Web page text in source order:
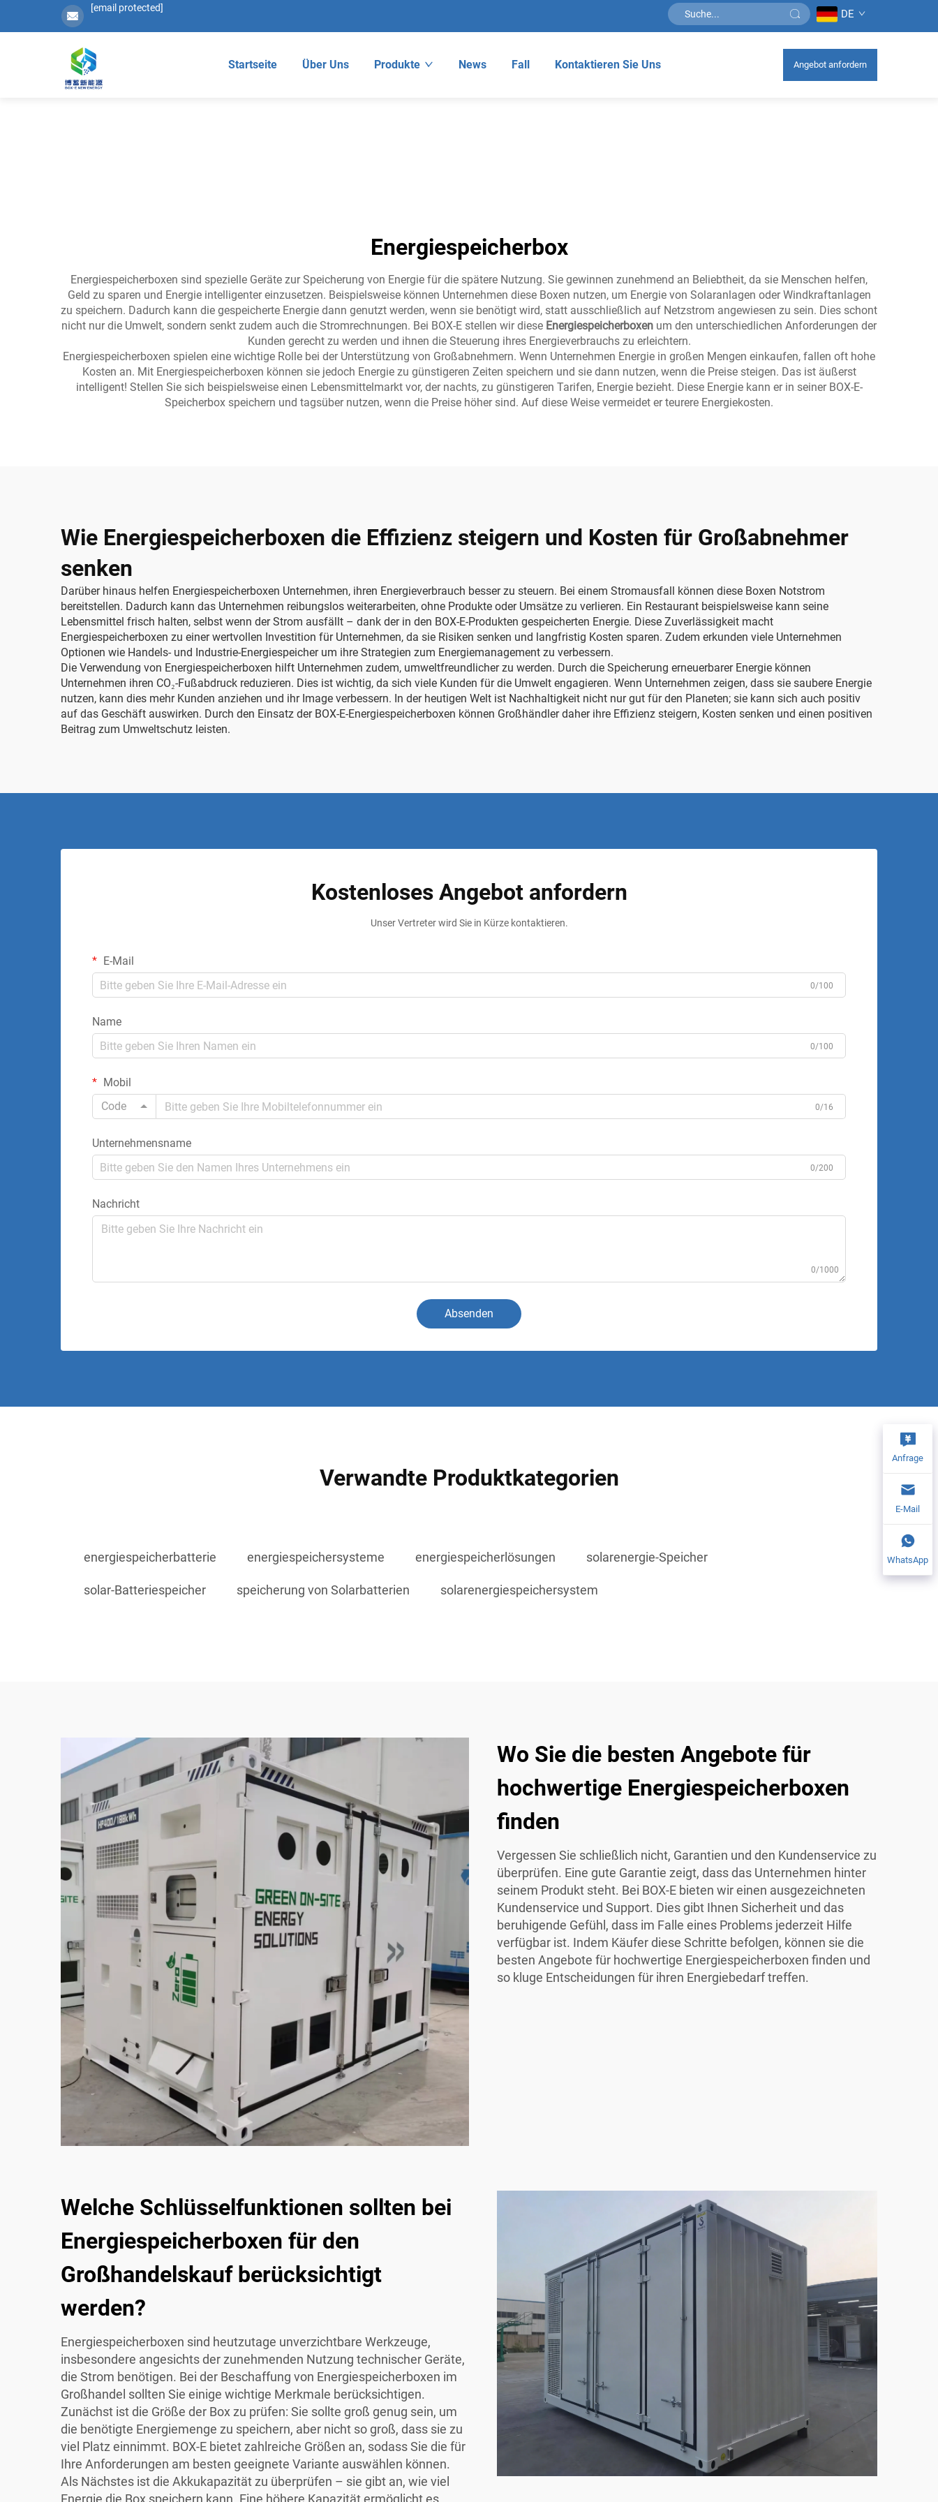
[email protected] DE
Startseite Über Uns Produkte News Fall Kontaktieren Sie Uns Angebot anfordern
Energiespeicherbox
Energiespeicherboxen sind spezielle Geräte zur Speicherung von Energie für die spätere Nutzung. Sie gewinnen zunehmend an Beliebtheit, da sie Menschen helfen,
Geld zu sparen und Energie intelligenter einzusetzen. Beispielsweise können Unternehmen diese Boxen nutzen, um Energie von Solaranlagen oder Windkraftanlagen
zu speichern. Dadurch kann die gespeicherte Energie dann genutzt werden, wenn sie benötigt wird, statt ausschließlich auf Netzstrom angewiesen zu sein. Dies schont
nicht nur die Umwelt, sondern senkt zudem auch die Stromrechnungen. Bei BOX-E stellen wir diese Energiespeicherboxen um den unterschiedlichen Anforderungen der
Kunden gerecht zu werden und ihnen die Steuerung ihres Energieverbrauchs zu erleichtern.
Energiespeicherboxen spielen eine wichtige Rolle bei der Unterstützung von Großabnehmern. Wenn Unternehmen Energie in großen Mengen einkaufen, fallen oft hohe
Kosten an. Mit Energiespeicherboxen können sie jedoch Energie zu günstigeren Zeiten speichern und sie dann nutzen, wenn die Preise steigen. Das ist äußerst
intelligent! Stellen Sie sich beispielsweise einen Lebensmittelmarkt vor, der nachts, zu günstigeren Tarifen, Energie bezieht. Diese Energie kann er in seiner BOX-E-
Speicherbox speichern und tagsüber nutzen, wenn die Preise höher sind. Auf diese Weise vermeidet er teurere Energiekosten.
Wie Energiespeicherboxen die Effizienz steigern und Kosten für Großabnehmer
senken
Darüber hinaus helfen Energiespeicherboxen Unternehmen, ihren Energieverbrauch besser zu steuern. Bei einem Stromausfall können diese Boxen Notstrom
bereitstellen. Dadurch kann das Unternehmen reibungslos weiterarbeiten, ohne Produkte oder Umsätze zu verlieren. Ein Restaurant beispielsweise kann seine
Lebensmittel frisch halten, selbst wenn der Strom ausfällt – dank der in den BOX-E-Produkten gespeicherten Energie. Diese Zuverlässigkeit macht
Energiespeicherboxen zu einer wertvollen Investition für Unternehmen, da sie Risiken senken und langfristig Kosten sparen. Zudem erkunden viele Unternehmen
Optionen wie Handels- und Industrie-Energiespeicher um ihre Strategien zum Energiemanagement zu verbessern.
Die Verwendung von Energiespeicherboxen hilft Unternehmen zudem, umweltfreundlicher zu werden. Durch die Speicherung erneuerbarer Energie können
Unternehmen ihren CO₂-Fußabdruck reduzieren. Dies ist wichtig, da sich viele Kunden für die Umwelt engagieren. Wenn Unternehmen zeigen, dass sie saubere Energie
nutzen, kann dies mehr Kunden anziehen und ihr Image verbessern. In der heutigen Welt ist Nachhaltigkeit nicht nur gut für den Planeten; sie kann sich auch positiv
auf das Geschäft auswirken. Durch den Einsatz der BOX-E-Energiespeicherboxen können Großhändler daher ihre Effizienz steigern, Kosten senken und einen positiven
Beitrag zum Umweltschutz leisten.
Kostenloses Angebot anfordern
Unser Vertreter wird Sie in Kürze kontaktieren.
E-Mail
0/100
Name
0/100
Mobil
Code
0/16
Unternehmensname
0/200
Nachricht
0/1000
Absenden
Verwandte Produktkategorien
energiespeicherbatterie energiespeichersysteme energiespeicherlösungen solarenergie-Speicher
solar-Batteriespeicher speicherung von Solarbatterien solarenergiespeichersystem
Wo Sie die besten Angebote für
hochwertige Energiespeicherboxen
finden
Vergessen Sie schließlich nicht, Garantien und den Kundenservice zu
überprüfen. Eine gute Garantie zeigt, dass das Unternehmen hinter
seinem Produkt steht. Bei BOX-E bieten wir einen ausgezeichneten
Kundenservice und Support. Dies gibt Ihnen Sicherheit und das
beruhigende Gefühl, dass im Falle eines Problems jederzeit Hilfe
verfügbar ist. Indem Käufer diese Schritte befolgen, können sie die
besten Angebote für hochwertige Energiespeicherboxen finden und
so kluge Entscheidungen für ihren Energiebedarf treffen.
Welche Schlüsselfunktionen sollten bei
Energiespeicherboxen für den
Großhandelskauf berücksichtigt
werden?
Energiespeicherboxen sind heutzutage unverzichtbare Werkzeuge,
insbesondere angesichts der zunehmenden Nutzung technischer Geräte,
die Strom benötigen. Bei der Beschaffung von Energiespeicherboxen im
Großhandel sollten Sie einige wichtige Merkmale berücksichtigen.
Zunächst ist die Größe der Box zu prüfen: Sie sollte groß genug sein, um
die benötigte Energiemenge zu speichern, aber nicht so groß, dass sie zu
viel Platz einnimmt. BOX-E bietet zahlreiche Größen an, sodass Sie die für
Ihre Anforderungen am besten geeignete Variante auswählen können.
Als Nächstes ist die Akkukapazität zu überprüfen – sie gibt an, wie viel
Energie die Box speichern kann. Eine höhere Kapazität ermöglicht es,
Anfrage
E-Mail
WhatsApp